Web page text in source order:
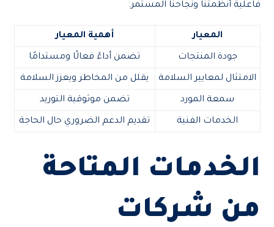
فاعلية أنظمتنا ونجاحنا المستمر.
المعيار أهمية المعيار
جودة المنتجات تضمن أداءً فعالًا ومستدامًا
الامتثال لمعايير السلامة يقلل من المخاطر ويعزز السلامة
سمعة المورد تضمن موثوقية التوريد
الخدمات الفنية تقديم الدعم الضروري حال الحاجة
الخدمات المتاحة
من شركات